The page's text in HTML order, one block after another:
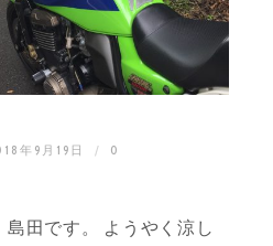
年9月19日 0
田です。 ようやく涼し